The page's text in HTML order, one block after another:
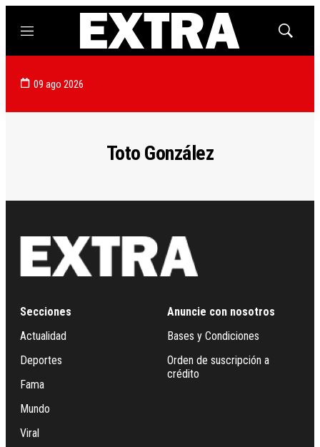
Menú
Mostrar
09 ago 2026
Toto González
Secciones
Actualidad
Deportes
Fama
Mundo
Viral
Anuncie con nosotros
Bases y Condiciones
Orden de suscripción a
crédito